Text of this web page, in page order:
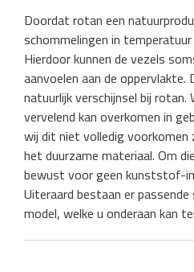
Doordat rotan een
schommelingen in
Hierdoor kunnen de vezels
aanvoelen aan de oppervlakte.
natuurlijk verschijnsel bij rotan.
vervelend kan overkomen in
wij dit niet volledig
het duurzame materiaal. Om
bewust voor geen kunststof-
Uiteraard bestaan er
model, welke u onderaan kan